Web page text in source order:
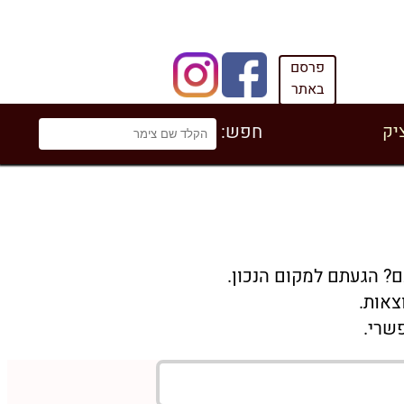
פרסם
באתר
חפש:
הגעתם למקום הנכון.